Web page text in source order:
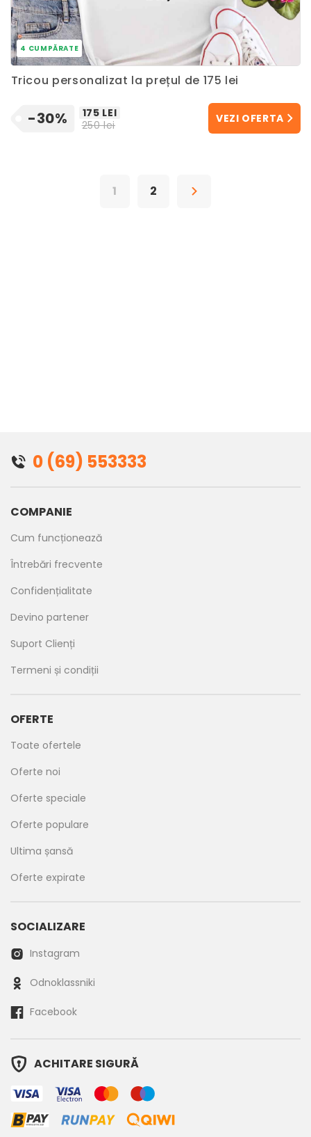
4 CUMPĂRATE
Tricou personalizat la prețul de 175 lei
-30%
175 LEI
250 lei
VEZI OFERTA
1 2
0 (69) 553333
COMPANIE
Cum funcționează
Întrebări frecvente
Confidențialitate
Devino partener
Suport Clienți
Termeni și condiții
OFERTE
Toate ofertele
Oferte noi
Oferte speciale
Oferte populare
Ultima șansă
Oferte expirate
SOCIALIZARE
Instagram
Odnoklassniki
Facebook
ACHITARE SIGURĂ